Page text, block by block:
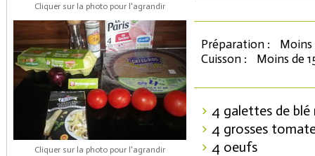
Cliquer sur la photo pour l'agrandir
Cliquer sur la photo pour l'agrandir
Préparation :
Moins
Cuisson :
Moins de
4 galettes de blé
4 grosses
4 oeufs
Coupons de réduction